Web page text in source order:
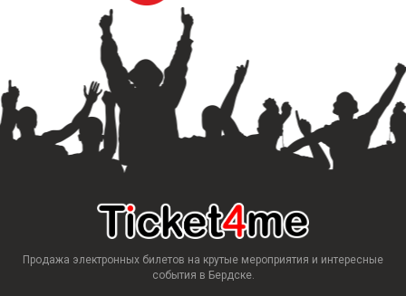
Продажа электронных билетов на крутые мероприятия и интересные
события в Бердске.